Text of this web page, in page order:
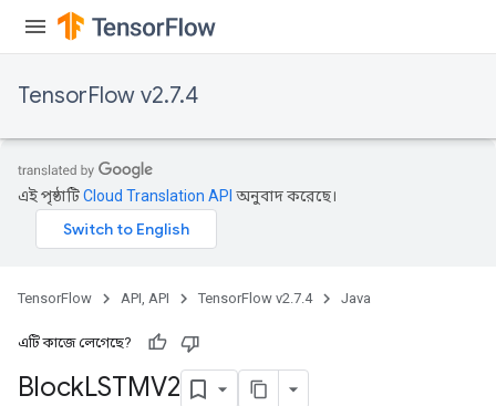
TensorFlow v2.7.4
এই পৃষ্ঠাটিCloud Translation API অনুবাদ করেছে।
TensorFlow API, API TensorFlow v2.7.4 Java
এটি কাজে লেগেছে?
BlockLSTMV2